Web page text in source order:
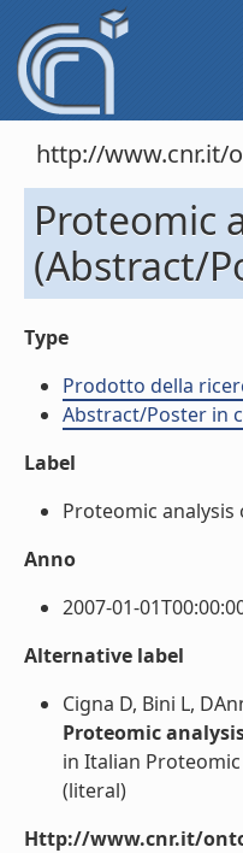
http://www.cnr.it/
Proteomic
(Abstract/
Type
Prodotto della
Abstract/Poster in
Label
Proteomic
Anno
2007-01-
Alternative label
Cigna D, Bini L,
Proteomic
in Italian Proteomic
(literal)
Http://www.cnr.it/